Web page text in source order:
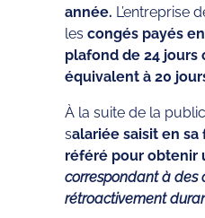
année. L’entreprise
les congés payés
plafond de 24 jours
équivalent à 20
À la suite de la
salariée saisit en
référé pour obtenir
correspondant à des
rétroactivement